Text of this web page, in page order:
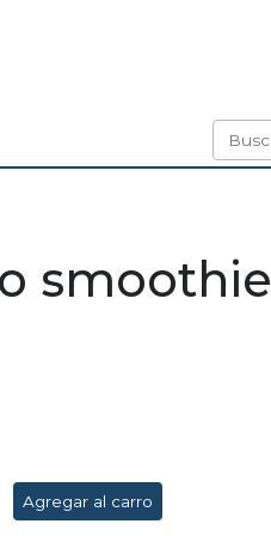
smoothie
Agregar al carro